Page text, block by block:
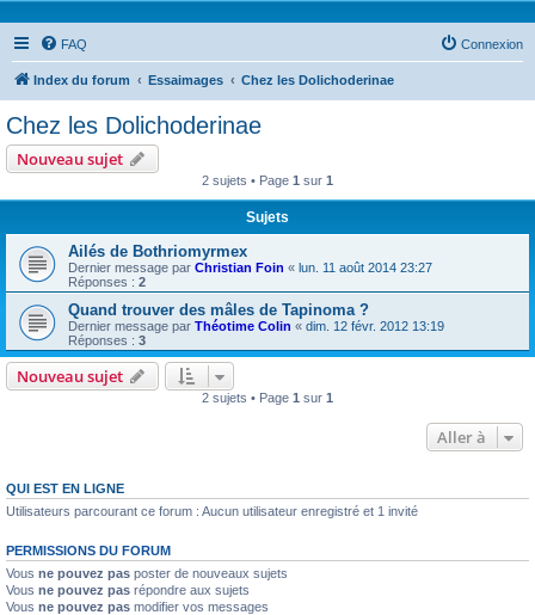
FAQ Connexion
Index du forum Essaimages Chez les Dolichoderinae
Chez les Dolichoderinae
Nouveau sujet
2 sujets • Page 1 sur 1
Sujets
Ailés de Bothriomyrmex
Dernier message par Christian Foin « lun. 11 août 2014 23:27
Réponses : 2
Quand trouver des mâles de Tapinoma ?
Dernier message par Théotime Colin « dim. 12 févr. 2012 13:19
Réponses : 3
Nouveau sujet
2 sujets • Page 1 sur 1
Aller à
QUI EST EN LIGNE
Utilisateurs parcourant ce forum : Aucun utilisateur enregistré et 1 invité
PERMISSIONS DU FORUM
Vous ne pouvez pas poster de nouveaux sujets
Vous ne pouvez pas répondre aux sujets
Vous ne pouvez pas modifier vos messages